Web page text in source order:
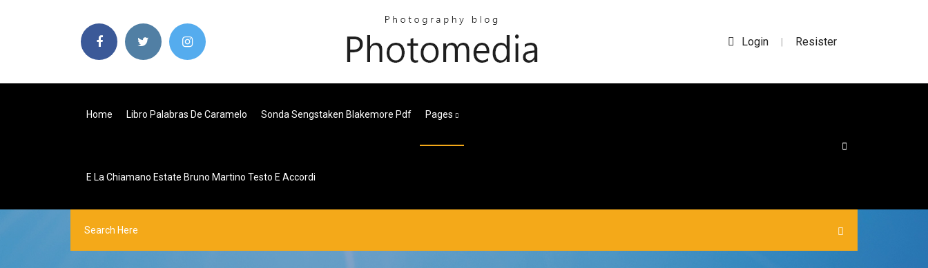
Login | Resister
Home Libro Palabras De Caramelo Sonda Sengstaken Blakemore Pdf Pages
E La Chiamano Estate Bruno Martino Testo E Accordi